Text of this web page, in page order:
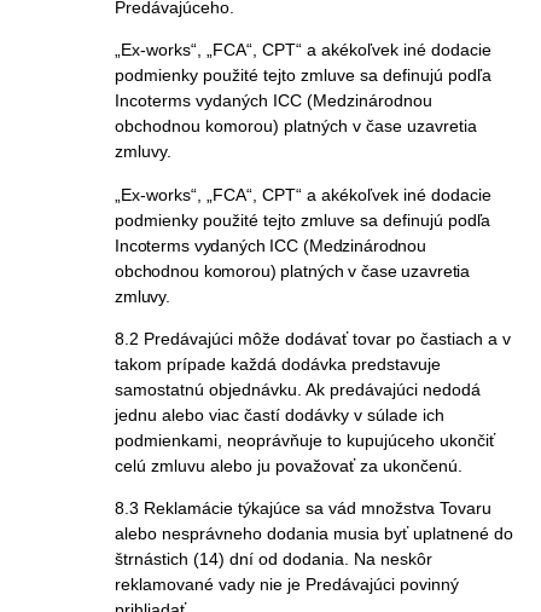
Predávajúceho.
„Ex-works“, „FCA“, CPT“ a akékoľvek iné dodacie
podmienky použité tejto zmluve sa definujú podľa
Incoterms vydaných ICC (Medzinárodnou
obchodnou komorou) platných v čase uzavretia
zmluvy.
„Ex-works“, „FCA“, CPT“ a akékoľvek iné dodacie
podmienky použité tejto zmluve sa definujú podľa
Incoterms vydaných ICC (Medzinárodnou
obchodnou komorou) platných v čase uzavretia
zmluvy.
8.2 Predávajúci môže dodávať tovar po častiach a v
takom prípade každá dodávka predstavuje
samostatnú objednávku. Ak predávajúci nedodá
jednu alebo viac častí dodávky v súlade ich
podmienkami, neoprávňuje to kupujúceho ukončiť
celú zmluvu alebo ju považovať za ukončenú.
8.3 Reklamácie týkajúce sa vád množstva Tovaru
alebo nesprávneho dodania musia byť uplatnené do
štrnástich (14) dní od dodania. Na neskôr
reklamované vady nie je Predávajúci povinný